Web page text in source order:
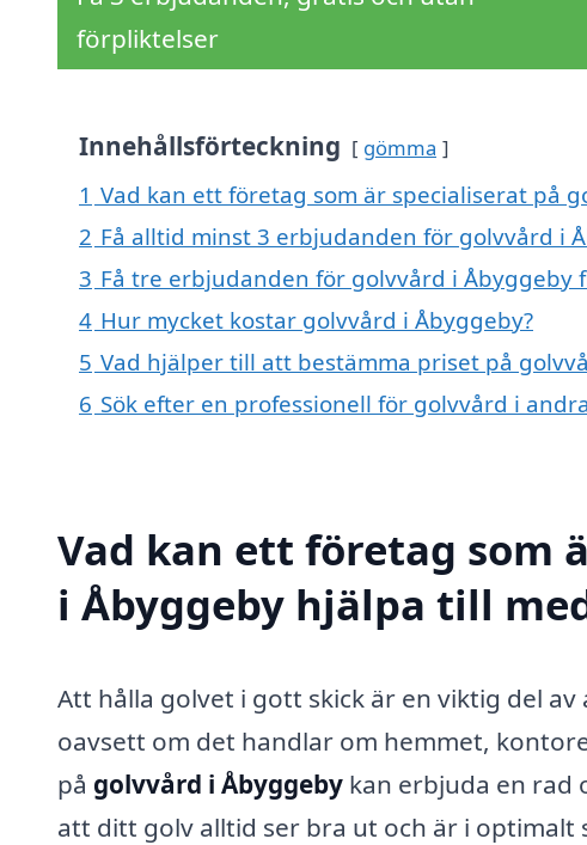
förpliktelser
Innehållsförteckning gömma
1 Vad kan ett företag som är specialiserat på
2 Få alltid minst 3 erbjudanden för golvvård i
3 Få tre erbjudanden för golvvård i Åbyggeby
4 Hur mycket kostar golvvård i Åbyggeby?
5 Vad hjälper till att bestämma priset på
6 Sök efter en professionell för golvvård i
Vad kan ett företag som
i Åbyggeby hjälpa till
Att hålla golvet i gott skick är en viktig del
oavsett om det handlar om hemmet,
på golvvård i Åbyggeby kan erbjuda en rad
att ditt golv alltid ser bra ut och är i optimalt